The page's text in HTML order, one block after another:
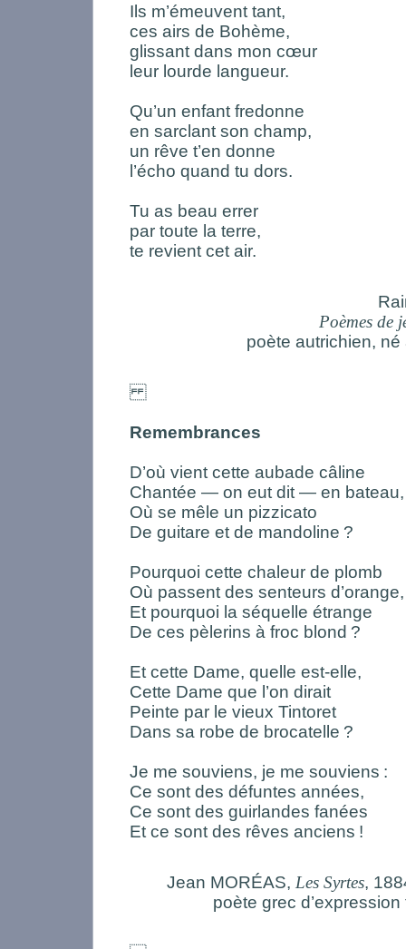
Ils m’émeuvent tant,
ces airs de Bohème,
glissant dans mon cœur
leur lourde langueur.
Qu’un enfant fredonne
en sarclant son champ,
un rêve t’en donne
l’écho quand tu dors.
Tu as beau errer
par toute la terre,
te revient cet air.
Poèmes de
poète autrichien,
Remembrances
D’où vient cette aubade câline
Chantée — on eut dit — en bateau,
Où se mêle un pizzicato
De guitare et de mandoline ?
Pourquoi cette chaleur de plomb
Où passent des senteurs d’orange,
Et pourquoi la séquelle étrange
De ces pèlerins à froc blond ?
Et cette Dame, quelle est-elle,
Cette Dame que l’on dirait
Peinte par le vieux Tintoret
Dans sa robe de brocatelle ?
Je me souviens, je me souviens :
Ce sont des défuntes années,
Ce sont des guirlandes fanées
Et ce sont des rêves anciens !
Jean MORÉAS, Les Syrtes,
poète grec